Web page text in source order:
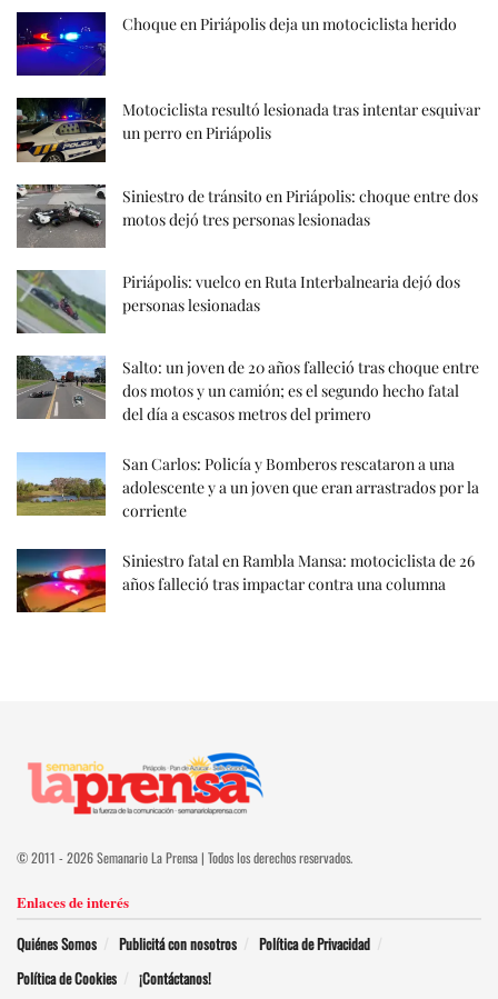
Choque en Piriápolis deja un motociclista herido
Motociclista resultó lesionada tras intentar esquivar
un perro en Piriápolis
Siniestro de tránsito en Piriápolis: choque entre dos
motos dejó tres personas lesionadas
Piriápolis: vuelco en Ruta Interbalnearia dejó dos
personas lesionadas
Salto: un joven de 20 años falleció tras choque entre
dos motos y un camión; es el segundo hecho fatal
del día a escasos metros del primero
San Carlos: Policía y Bomberos rescataron a una
adolescente y a un joven que eran arrastrados por la
corriente
Siniestro fatal en Rambla Mansa: motociclista de 26
años falleció tras impactar contra una columna
© 2011 - 2026 Semanario La Prensa | Todos los derechos reservados.
Enlaces de interés
Quiénes Somos Publicitá con nosotros
Política de Privacidad
Política de Cookies
¡Contáctanos!